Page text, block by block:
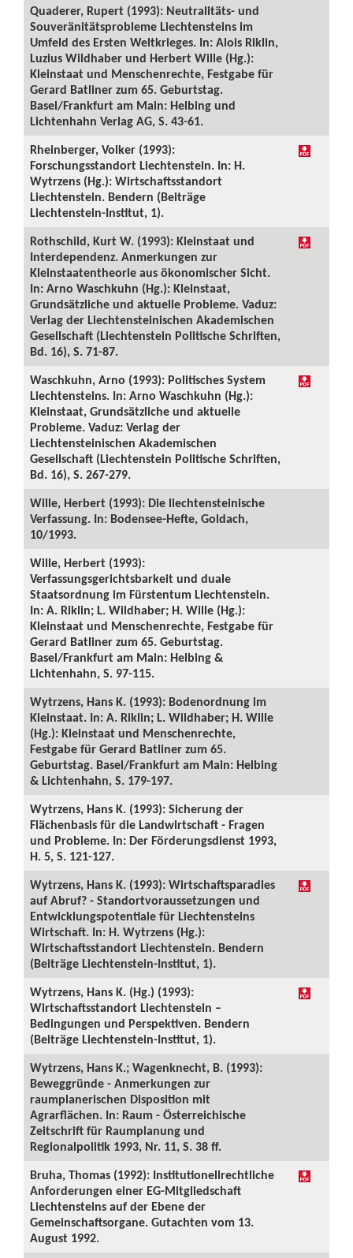
Quaderer, Rupert (1993): Neutralitäts- und
Souveränitätsprobleme Liechtensteins im
Umfeld des Ersten Weltkrieges. In: Alois Riklin,
Luzius Wildhaber und Herbert Wille (Hg.):
Kleinstaat und Menschenrechte, Festgabe für
Gerard Batliner zum 65. Geburtstag.
Basel/Frankfurt am Main: Helbing und
Lichtenhahn Verlag AG, S. 43-61.
Rheinberger, Volker (1993):
Forschungsstandort Liechtenstein. In: H.
Wytrzens (Hg.): Wirtschaftsstandort
Liechtenstein. Bendern (Beiträge
Liechtenstein-Institut, 1).
Rothschild, Kurt W. (1993): Kleinstaat und
Interdependenz. Anmerkungen zur
Kleinstaatentheorie aus ökonomischer Sicht.
In: Arno Waschkuhn (Hg.): Kleinstaat,
Grundsätzliche und aktuelle Probleme. Vaduz:
Verlag der Liechtensteinischen Akademischen
Gesellschaft (Liechtenstein Politische Schriften,
Bd. 16), S. 71-87.
Waschkuhn, Arno (1993): Politisches System
Liechtensteins. In: Arno Waschkuhn (Hg.):
Kleinstaat, Grundsätzliche und aktuelle
Probleme. Vaduz: Verlag der
Liechtensteinischen Akademischen
Gesellschaft (Liechtenstein Politische Schriften,
Bd. 16), S. 267-279.
Wille, Herbert (1993): Die liechtensteinische
Verfassung. In: Bodensee-Hefte, Goldach,
10/1993.
Wille, Herbert (1993):
Verfassungsgerichtsbarkeit und duale
Staatsordnung im Fürstentum Liechtenstein.
In: A. Riklin; L. Wildhaber; H. Wille (Hg.):
Kleinstaat und Menschenrechte, Festgabe für
Gerard Batliner zum 65. Geburtstag.
Basel/Frankfurt am Main: Helbing &
Lichtenhahn, S. 97-115.
Wytrzens, Hans K. (1993): Bodenordnung im
Kleinstaat. In: A. Riklin; L. Wildhaber; H. Wille
(Hg.): Kleinstaat und Menschenrechte,
Festgabe für Gerard Batliner zum 65.
Geburtstag. Basel/Frankfurt am Main: Helbing
& Lichtenhahn, S. 179-197.
Wytrzens, Hans K. (1993): Sicherung der
Flächenbasis für die Landwirtschaft - Fragen
und Probleme. In: Der Förderungsdienst 1993,
H. 5, S. 121-127.
Wytrzens, Hans K. (1993): Wirtschaftsparadies
auf Abruf? - Standortvoraussetzungen und
Entwicklungspotentiale für Liechtensteins
Wirtschaft. In: H. Wytrzens (Hg.):
Wirtschaftsstandort Liechtenstein. Bendern
(Beiträge Liechtenstein-Institut, 1).
Wytrzens, Hans K. (Hg.) (1993):
Wirtschaftsstandort Liechtenstein –
Bedingungen und Perspektiven. Bendern
(Beiträge Liechtenstein-Institut, 1).
Wytrzens, Hans K.; Wagenknecht, B. (1993):
Beweggründe - Anmerkungen zur
raumplanerischen Disposition mit
Agrarflächen. In: Raum - Österreichische
Zeitschrift für Raumplanung und
Regionalpolitik 1993, Nr. 11, S. 38 ff.
Bruha, Thomas (1992): Institutionellrechtliche
Anforderungen einer EG-Mitgliedschaft
Liechtensteins auf der Ebene der
Gemeinschaftsorgane. Gutachten vom 13.
August 1992.